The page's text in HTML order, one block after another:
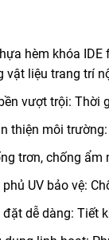
hèm khóa IDE
vật liệu trang trí
vượt trội: Thời
thiện môi
trơn, chống ẩm
UV bảo vệ:
dễ dàng: Tiết